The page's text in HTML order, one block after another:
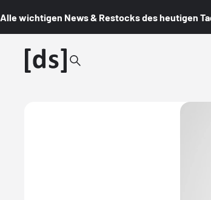
Alle wichtigen News & Restocks des heutigen